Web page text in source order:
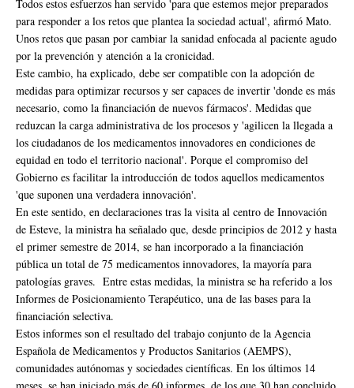
Todos estos esfuerzos han servido 'para que estemos mejor preparados
para responder a los retos que plantea la sociedad actual', afirmó Mato.
Unos retos que pasan por cambiar la sanidad enfocada al paciente agudo
por la prevención y atención a la cronicidad.
Este cambio, ha explicado, debe ser compatible con la adopción de
medidas para optimizar recursos y ser capaces de invertir 'donde es más
necesario, como la financiación de nuevos fármacos'. Medidas que
reduzcan la carga administrativa de los procesos y 'agilicen la llegada a
los ciudadanos de los medicamentos innovadores en condiciones de
equidad en todo el territorio nacional'. Porque el compromiso del
Gobierno es facilitar la introducción de todos aquellos medicamentos
'que suponen una verdadera innovación'.
En este sentido, en declaraciones tras la visita al centro de Innovación
de Esteve, la ministra ha señalado que, desde principios de 2012 y hasta
el primer semestre de 2014, se han incorporado a la financiación
pública un total de 75 medicamentos innovadores, la mayoría para
patologías graves. Entre estas medidas, la ministra se ha referido a los
Informes de Posicionamiento Terapéutico, una de las bases para la
financiación selectiva.
Estos informes son el resultado del trabajo conjunto de la Agencia
Española de Medicamentos y Productos Sanitarios (AEMPS),
comunidades autónomas y sociedades científicas. En los últimos 14
meses, se han iniciado más de 60 informes, de los que 30 han concluido